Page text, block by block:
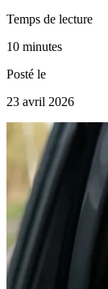
Temps de lecture
10 minutes
Posté le
23 avril 2026